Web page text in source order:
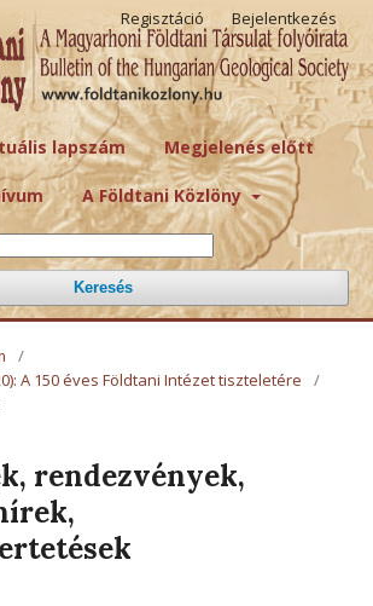
lapszám Megjelenés előtt
A Földtani Közlöny
Keresés
Regisztáció Bejelentkezés
/
A 150 éves Földtani Intézet tiszteletére
/
rendezvények,